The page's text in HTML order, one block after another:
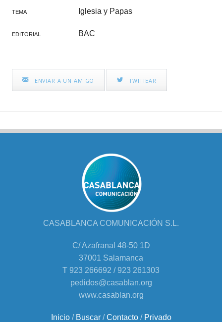
TEMA Iglesia y Papas
EDITORIAL BAC
ENVIAR A UN AMIGO TWITTEAR
CASABLANCA COMUNICACIÓN S.L.
C/ Azafranal 48-50 1D
37001 Salamanca
T 923 266692 / 923 261303
pedidos@casablan.org
www.casablan.org
Inicio/ Buscar/Contacto/ Privado